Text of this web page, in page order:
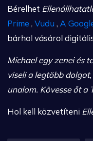
Bérelhet
Prime , Vudu , A
bárhol vásárol
Michael egy zenei és
viseli a legtöbb
unalom. Kövesse őt a
Hol kell közvetíteni